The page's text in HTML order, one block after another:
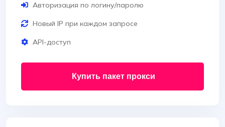
Авторизация по логину/паролю
Новый IP при каждом запросе
API-доступ
Купить пакет прокси